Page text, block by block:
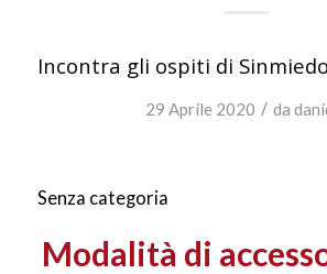
Incontra gli ospiti di Sinmiedo
29 Aprile 2020 / da
Senza categoria
Modalità di